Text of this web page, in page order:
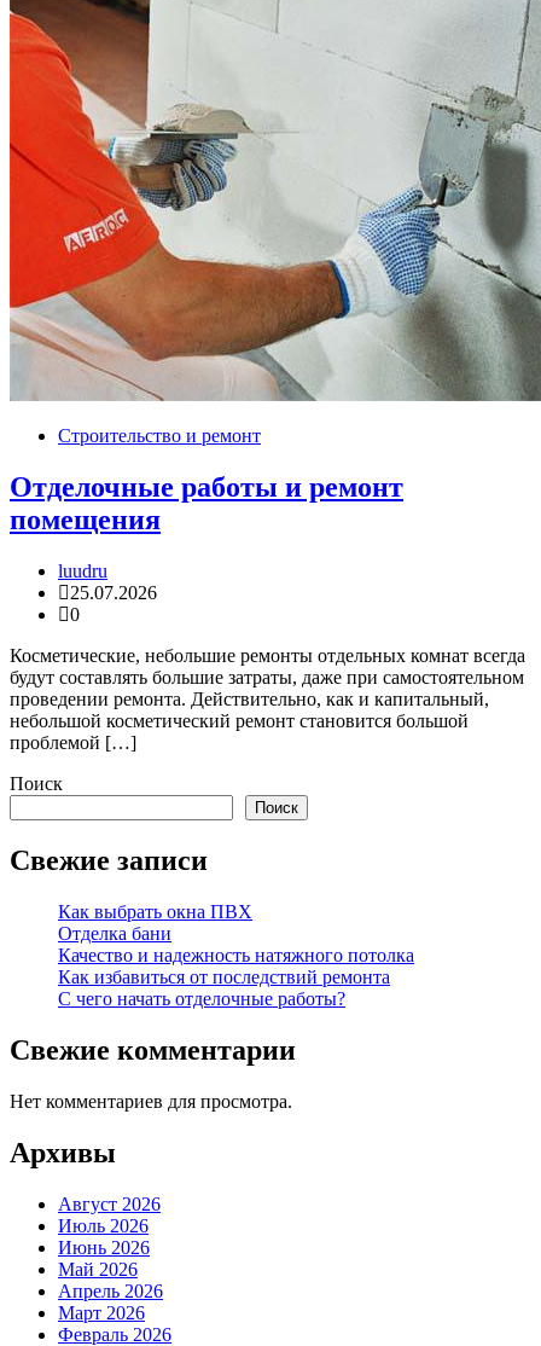
Строительство и ремонт
Отделочные работы и ремонт
помещения
luudru
25.07.2026
0
Косметические, небольшие ремонты отдельных комнат всегда
будут составлять большие затраты, даже при самостоятельном
проведении ремонта. Действительно, как и капитальный,
небольшой косметический ремонт становится большой
проблемой […]
Поиск
Поиск
Свежие записи
Как выбрать окна ПВХ
Отделка бани
Качество и надежность натяжного потолка
Как избавиться от последствий ремонта
С чего начать отделочные работы?
Свежие комментарии
Нет комментариев для просмотра.
Архивы
Август 2026
Июль 2026
Июнь 2026
Май 2026
Апрель 2026
Март 2026
Февраль 2026